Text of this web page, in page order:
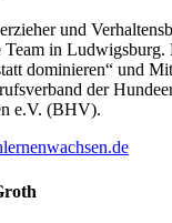
und
in Ludwigsburg.
dominieren“ und
der
e.V. (BHV).